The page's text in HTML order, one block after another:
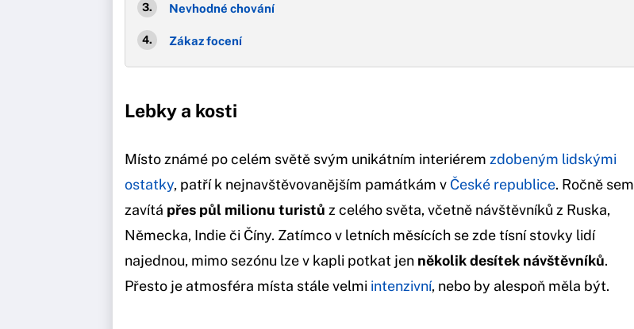
Nevhodné chování
Zákaz focení
Lebky a kosti
Místo známé po celém světě svým unikátním interiérem zdobeným lidskými
ostatky, patří k nejnavštěvovanějším památkám v České republice. Ročně sem
zavítá přes půl milionu turistů z celého světa, včetně návštěvníků z Ruska,
Německa, Indie či Číny. Zatímco v letních měsících se zde tísní stovky lidí
najednou, mimo sezónu lze v kapli potkat jen několik desítek návštěvníků.
Přesto je atmosféra místa stále velmi intenzivní, nebo by alespoň měla být.